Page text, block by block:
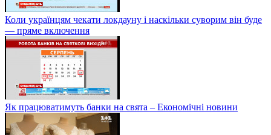
Коли українцям чекати локдауну і наскільки суворим він буде
— пряме включення
Як працюватимуть банки на свята – Економічні новини